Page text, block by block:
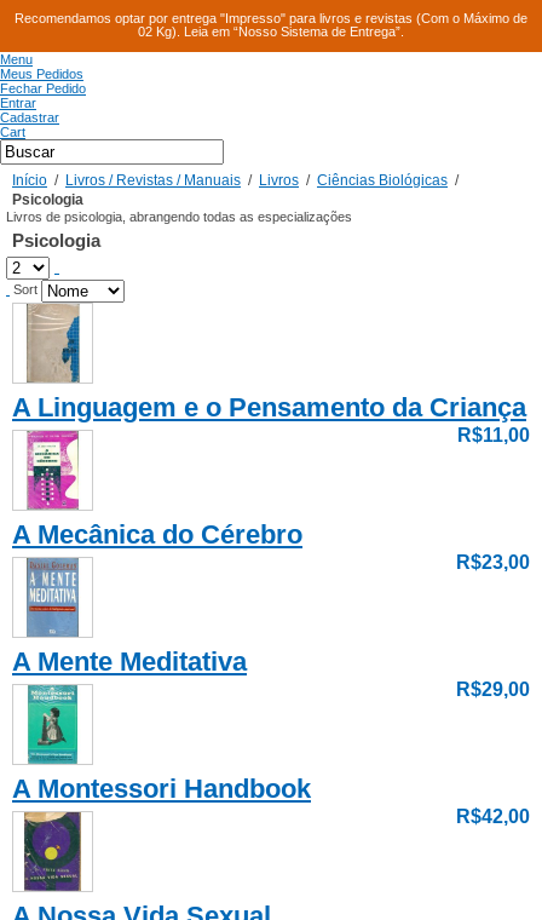
Recomendamos optar por entrega "Impresso" para livros e revistas (Com o Máximo de
02 Kg). Leia em “Nosso Sistema de Entrega”.
Menu
Meus Pedidos
Fechar Pedido
Entrar
Cadastrar
Cart
Início / Livros / Revistas / Manuais / Livros / Ciências Biológicas /
Psicologia
Livros de psicologia, abrangendo todas as especializações
Psicologia
Sort
A Linguagem e o Pensamento da Criança
R$11,00
A Mecânica do Cérebro
R$23,00
A Mente Meditativa
R$29,00
A Montessori Handbook
R$42,00